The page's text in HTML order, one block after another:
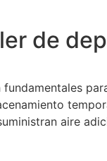
de
aire